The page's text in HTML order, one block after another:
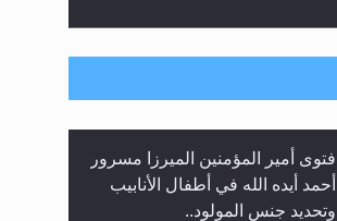
متطلَّبات التّحريك الجديد...
رأيٌ في لغة المسيح الموعود عليه
السلام.. 4...
فتوى أمير المؤمنين الميرزا مسرور
أحمد أيده الله في أطفال الأنابيب
وتحديد جنس المولود..